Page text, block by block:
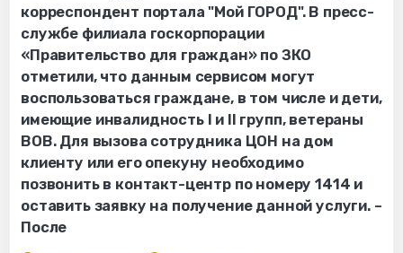
корреспондент портала "Мой ГОРОД". В пресс-
службе филиала госкорпорации
«Правительство для граждан» по ЗКО
отметили, что данным сервисом могут
воспользоваться граждане, в том числе и дети,
имеющие инвалидность І и ІІ групп, ветераны
ВОВ. Для вызова сотрудника ЦОН на дом
клиенту или его опекуну необходимо
позвонить в контакт-центр по номеру 1414 и
оставить заявку на получение данной услуги. –
После